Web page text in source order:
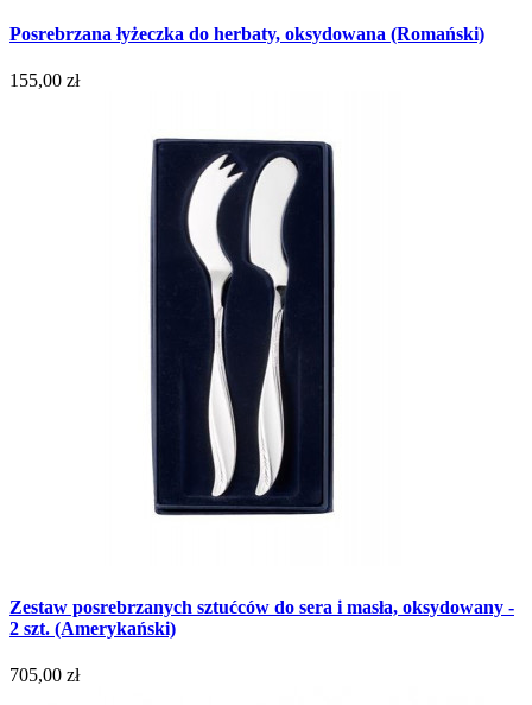
Posrebrzana łyżeczka do herbaty, oksydowana (Romański)
155,00 zł
Zestaw posrebrzanych sztućców do sera i masła, oksydowany -
2 szt. (Amerykański)
705,00 zł